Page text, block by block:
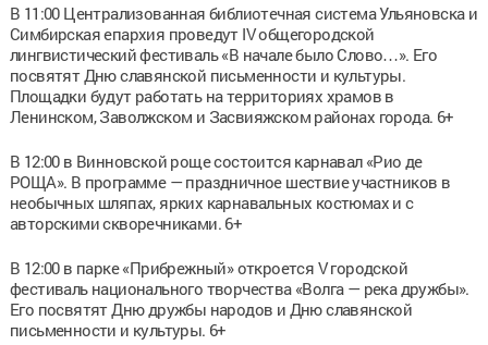
В 11:00 Централизованная библиотечная система Ульяновска и
Симбирская епархия проведут IV общегородской
лингвистический фестиваль «В начале было Слово…». Его
посвятят Дню славянской письменности и культуры.
Площадки будут работать на территориях храмов в
Ленинском, Заволжском и Засвияжском районах города. 6+
В 12:00 в Винновской роще состоится карнавал «Рио де
РОЩА». В программе — праздничное шествие участников в
необычных шляпах, ярких карнавальных костюмах и с
авторскими скворечниками. 6+
В 12:00 в парке «Прибрежный» откроется V городской
фестиваль национального творчества «Волга — река дружбы».
Его посвятят Дню дружбы народов и Дню славянской
письменности и культуры. 6+